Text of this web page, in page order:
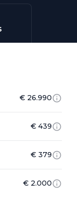
€ 26.990
€ 439
€ 379
€ 2.000